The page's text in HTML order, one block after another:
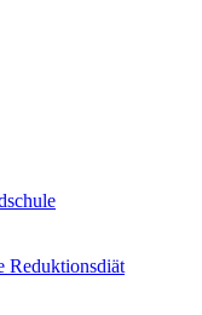
Reduktionsdiät